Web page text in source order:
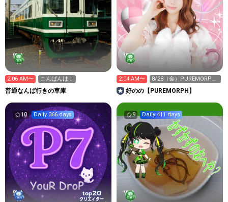
2:06 AM〜 こんばんは！
普通なんば行きの車庫
2:04 AM〜
8/28（金）PUREMORPH1
周ワンマン！
好のの【PUREMORPH】
10 Daily 366 days
top20
クリエイター
9 Daily 411 days